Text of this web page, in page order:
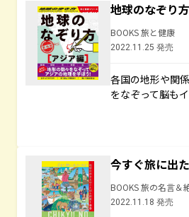
地球のなぞ
BOOKS 旅と健康
2022.11.25 発売
各国の地形や関
をなぞって脳も
今すぐ旅に出
BOOKS 旅の名言＆
2022.11.18 発売